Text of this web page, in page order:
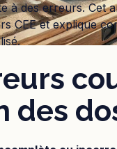
à des erreurs. Cet
CEE et explique
des